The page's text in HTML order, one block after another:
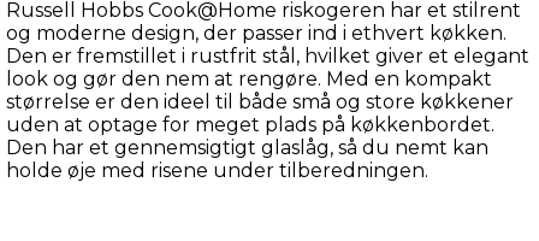
Russell Hobbs Cook@Home riskogeren har et stilrent
og moderne design, der passer ind i ethvert køkken.
Den er fremstillet i rustfrit stål, hvilket giver et elegant
look og gør den nem at rengøre. Med en kompakt
størrelse er den ideel til både små og store køkkener
uden at optage for meget plads på køkkenbordet.
Den har et gennemsigtigt glaslåg, så du nemt kan
holde øje med risene under tilberedningen.